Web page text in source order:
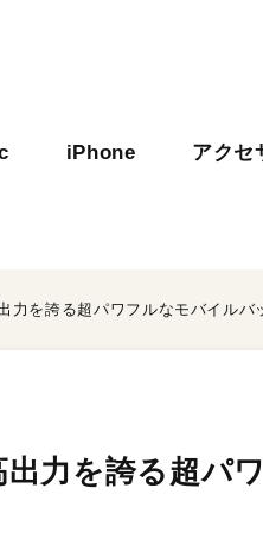
iPhone アクセ
力を誇る超パワフルなモバイルバ
力を誇る超パ